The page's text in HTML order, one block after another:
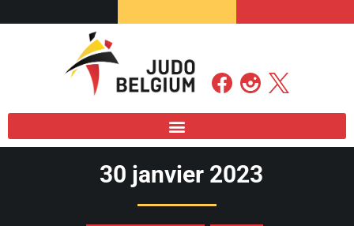
30 janvier 2023